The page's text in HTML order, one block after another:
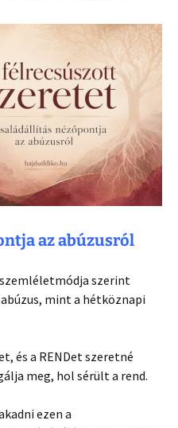
az abúzusról
szerint
mint a hétköznapi
és a RENDet szeretné
meg, hol sérült a rend.
ezen a